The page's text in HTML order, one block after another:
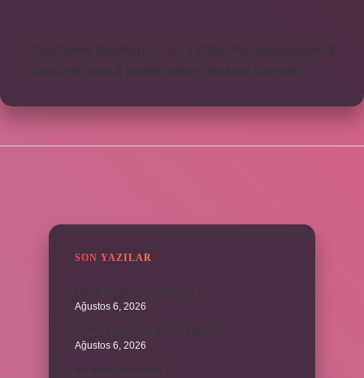
https://www.diyetforum.com.tr
https://heceegitim.com.tr
https://eyh.com.tr
knight online nttgame Sitemap
SON YAZILAR
Ağustos 6, 2026
Ağustos 6, 2026